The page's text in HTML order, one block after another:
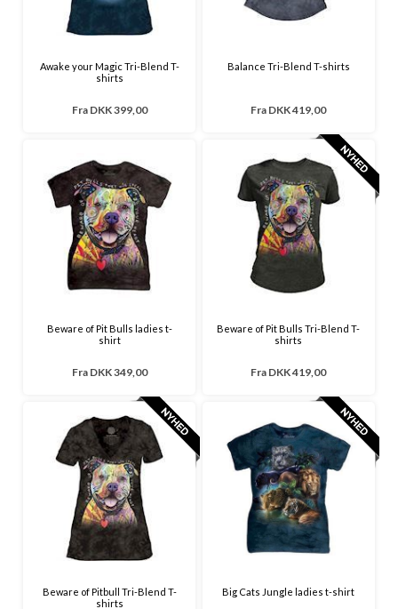
Awake your Magic Tri-Blend T-
shirts
Fra DKK 399,00
Balance Tri-Blend T-shirts
Fra DKK 419,00
Beware of Pit Bulls ladies t-
shirt
Fra DKK 349,00
Beware of Pit Bulls Tri-Blend T-
shirts
Fra DKK 419,00
Beware of Pitbull Tri-Blend T-
shirts
Big Cats Jungle ladies t-shirt